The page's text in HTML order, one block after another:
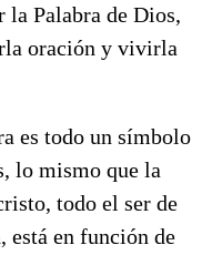
la Palabra de Dios,
oración y vivirla
es todo un símbolo
lo mismo que la
todo el ser de
está en función de